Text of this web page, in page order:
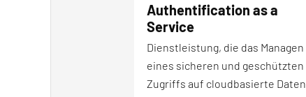
Authentification as a
Service
Dienstleistung, die das Managen
eines sicheren und geschützten
Zugriffs auf cloudbasierte Daten